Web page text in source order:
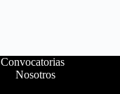
Convocatorias
Nosotros